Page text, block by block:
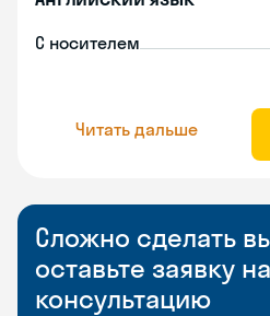
С носителем
Читать дальше
Сложно сделать
оставьте заявку
консультацию